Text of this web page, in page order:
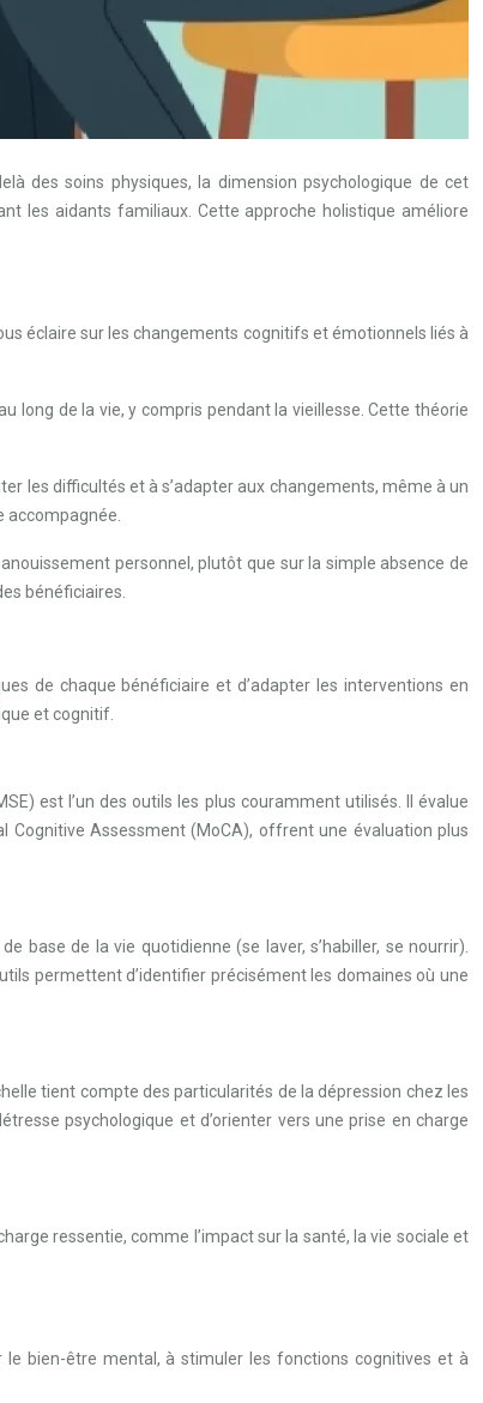
des soins physiques, la dimension psychologique de cet
les aidants familiaux. Cette approche holistique améliore
éclaire sur les changements cognitifs et émotionnels liés à
long de la vie, y compris pendant la vieillesse. Cette théorie
les difficultés et à s’adapter aux changements, même à un
accompagnée.
personnel, plutôt que sur la simple absence de
bénéficiaires.
de chaque bénéficiaire et d’adapter les interventions en
et cognitif.
est l’un des outils les plus couramment utilisés. Il évalue
Cognitive Assessment (MoCA), offrent une évaluation plus
base de la vie quotidienne (se laver, s’habiller, se nourrir).
permettent d’identifier précisément les domaines où une
tient compte des particularités de la dépression chez les
psychologique et d’orienter vers une prise en charge
ressentie, comme l’impact sur la santé, la vie sociale et
le bien-être mental, à stimuler les fonctions cognitives et à